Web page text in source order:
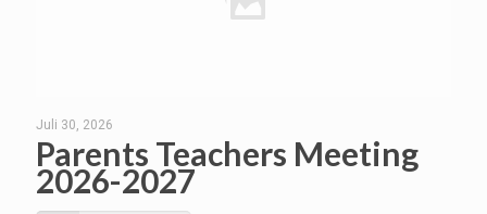
Juli 30, 2026
Parents Teachers Meeting
2026-2027